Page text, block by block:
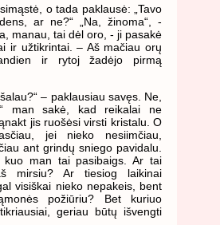
o tada paklausė: „Tavo
ar ne?“ „Na, žinoma“, -
manau, tai dėl oro, - ji pasakė
ir užtikrintai. – Aš mačiau orų
ir rytoj žadėjo pirmą
– paklausiau savęs. Ne,
man sakė, kad reikalai ne
jis ruošėsi virsti kristalu. O
jei nieko nesiimčiau,
ant grindų sniego pavidalu.
kuo man tai pasibaigs. Ar tai
mirsiu? Ar tiesiog laikinai
visiškai nieko nepakeis, bent
požiūriu? Bet kuriuo
geriau būtų išvengti